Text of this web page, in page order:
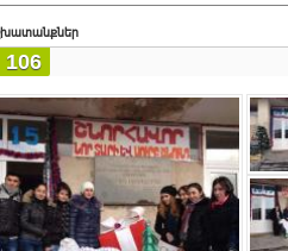
106